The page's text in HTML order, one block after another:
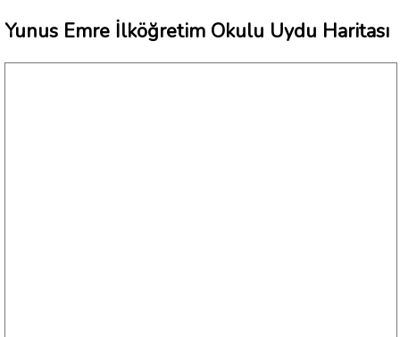
Yunus Emre İlköğretim Okulu Uydu Haritası